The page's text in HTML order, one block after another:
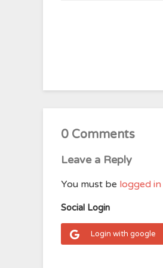
0 Comments
Leave a Reply
You must be logged in
Social Login
Login with google